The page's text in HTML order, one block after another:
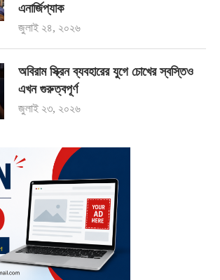
এনার্জিপ্যাক
জুলাই ২৪, ২০২৬
অবিরাম স্ক্রিন ব্যবহারের যুগে চোখের স্বস্তিও
এখন গুরুত্বপূর্ণ
জুলাই ২৩, ২০২৬